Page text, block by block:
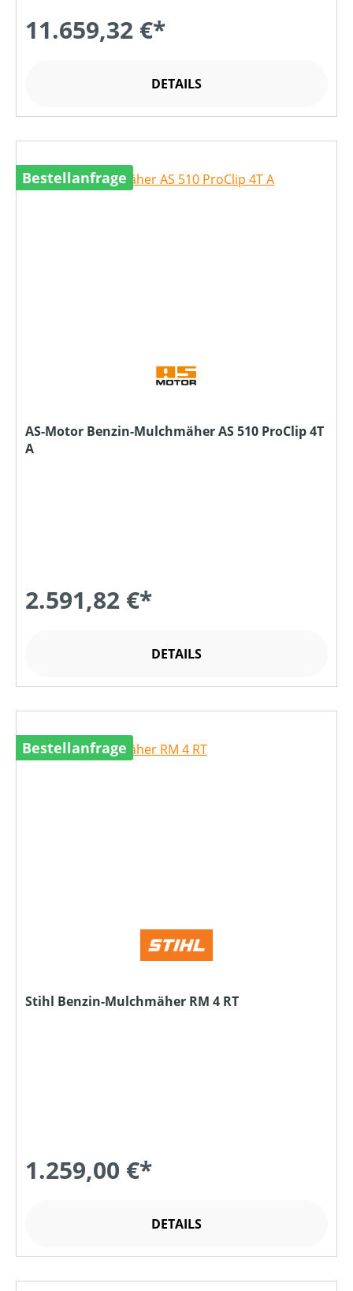
11.659,32 €*
DETAILS
Bestellanfrage
AS-Motor Benzin-Mulchmäher AS 510 ProClip 4T
A
2.591,82 €*
DETAILS
Bestellanfrage
Stihl Benzin-Mulchmäher RM 4 RT
1.259,00 €*
DETAILS